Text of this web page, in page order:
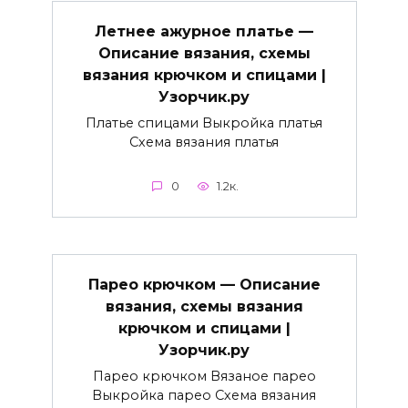
Летнее ажурное платье —
Описание вязания, схемы
вязания крючком и спицами |
Узорчик.ру
Платье спицами Выкройка платья
Схема вязания платья
0 1.2к.
Парео крючком — Описание
вязания, схемы вязания
крючком и спицами |
Узорчик.ру
Парео крючком Вязаное парео
Выкройка парео Схема вязания